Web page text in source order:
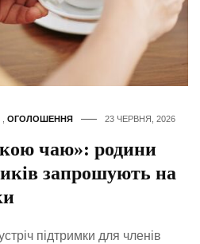
, ОГОЛОШЕННЯ 23 ЧЕРВНЯ, 2026
чаю»: родини
запрошують на
підтримки для членів